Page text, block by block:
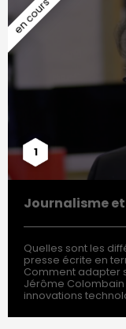
1
Journalisme
Quelles sont les
presse écrite en
Comment adapter
Jérôme
innovations